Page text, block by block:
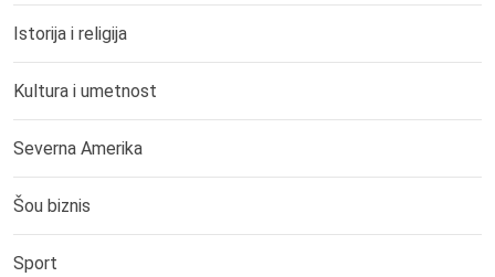
Istorija i religija
Kultura i umetnost
Severna Amerika
Šou biznis
Sport